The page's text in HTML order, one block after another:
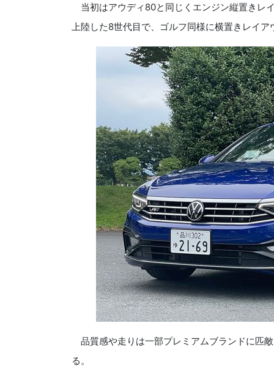
当初はアウディ80と同じくエンジン縦置きレ
上陸した8世代目で、ゴルフ同様に横置きレイ
品質感や走りは一部プレミアムブランドに匹
る。